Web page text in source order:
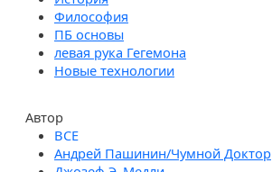
Философия
ПБ основы
левая рука Гегемона
Новые технологии
Автор
Андрей Пашинин/Чумной Доктор